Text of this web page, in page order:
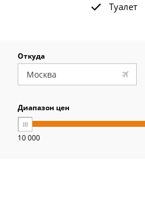
Туалет
Откуда
Диапазон цен
10 000